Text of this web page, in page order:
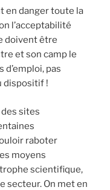
en danger toute la
l’acceptabilité
doivent être
et son camp le
d’emploi, pas
dispositif !
sites
raboter
moyens
scientifique,
secteur. On met en